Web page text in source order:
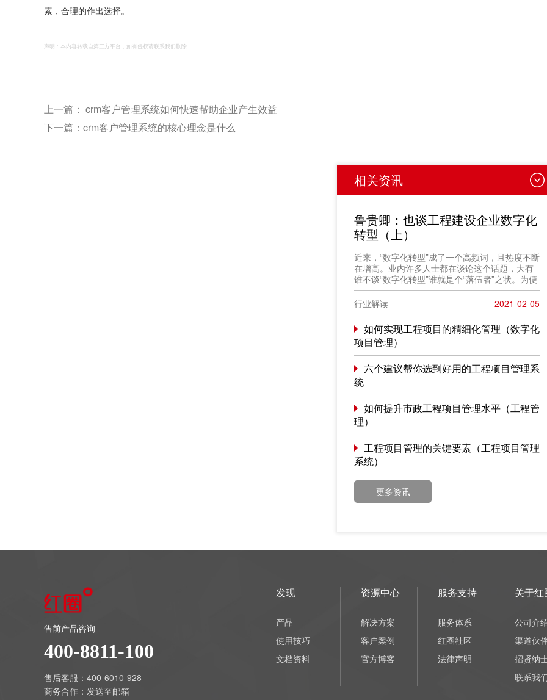
素，合理的作出选择。
声明：本内容转载自第三方平台，如有侵权请联系我们删除
上一篇： crm客户管理系统如何快速帮助企业产生效益
下一篇： crm客户管理系统的核心理念是什么
相关资讯
鲁贵卿：也谈工程建设企业数字化
转型（上）
近来，“数字化转型”成了一个高频词，且热度不断
在增高。业内许多人士都在谈论这个话题，大有
谁不谈“数字化转型”谁就是个“落伍者”之状。为便
于在相同语境下讨论问题，今天我也凑个热闹，
以“数字化转型”为题，谈一点粗浅认识，就教于同
行。
行业解读 2021-02-05
如何实现工程项目的精细化管理（数字化
项目管理）
六个建议帮你选到好用的工程项目管理系
统
如何提升市政工程项目管理水平（工程管
理）
工程项目管理的关键要素（工程项目管理
系统）
更多资讯
售前产品咨询
400-8811-100
售后客服：400-6010-928
商务合作： 发送至邮箱
发现
产品
使用技巧
文档资料
资源中心
解决方案
客户案例
官方博客
服务支持
服务体系
红圈社区
法律声明
关于红
公司介
渠道伙
招贤纳
联系我